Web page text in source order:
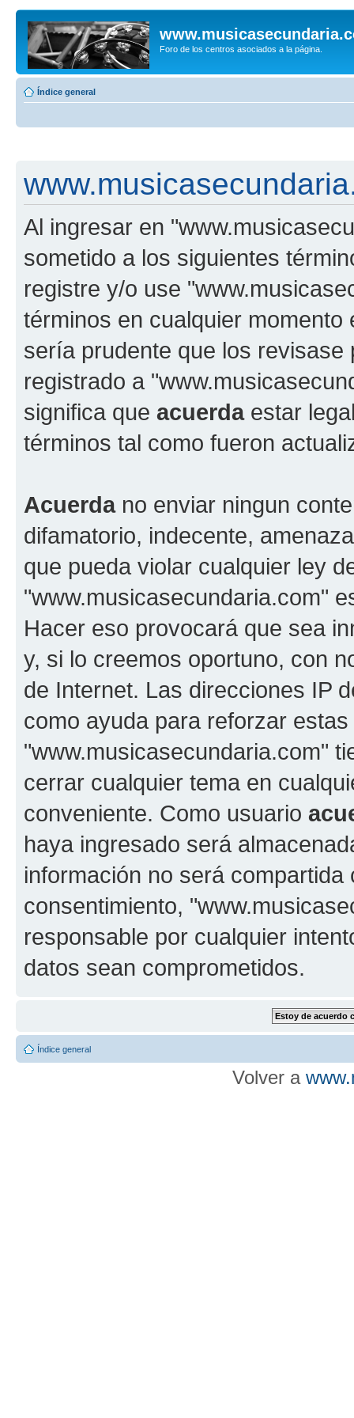
Foro de los centros asociados a la página.
Índice general
Al ingresar en
sometido a los siguientes
registre y/o use
términos en cualquier
sería prudente que los
registrado a
significa que acuerdaestar
términos tal como fueron
Acuerdano enviar ningun
difamatorio, indecente,
que pueda violar cualquier ley
"www.musicasecundaria.com"
Hacer eso provocará que sea
y, si lo creemos oportuno, con
de Internet. Las direcciones IP
como ayuda para reforzar
"www.musicasecundaria.com"
cerrar cualquier tema en
conveniente. Como usuario
haya ingresado será
información no será
consentimiento,
responsable por cualquier
datos sean comprometidos.
Índice general
Volver a